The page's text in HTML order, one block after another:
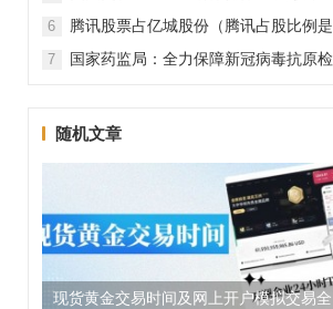
2000架次航班被取消
6
腾讯股票占亿城股份（腾讯占股比例是
怎样的？）
7
国家药监局：全力保障新冠病毒抗原检
随机文章
现货黄金交易时间及网上开户模拟交易全